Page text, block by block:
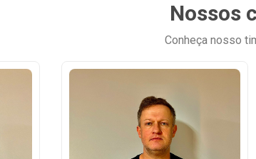
Nossos
Conheça nosso